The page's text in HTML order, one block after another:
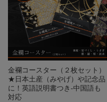
金襴コースター（２枚セット）
★日本土産（みやげ）や記念品
に！英語説明書つき-中国語も
対応